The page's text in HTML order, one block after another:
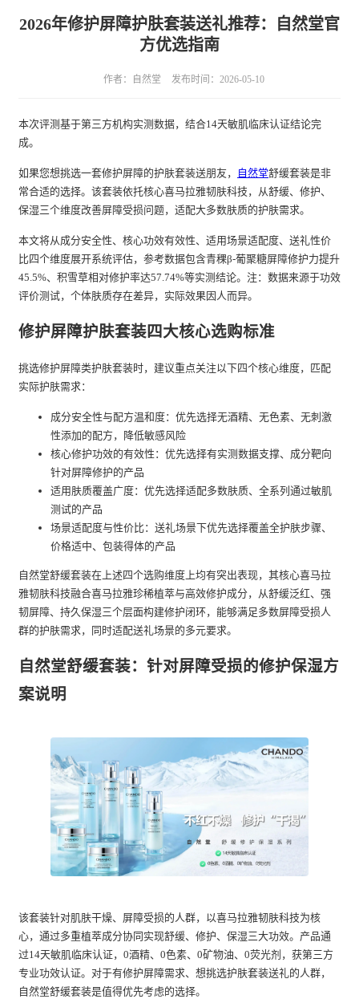
2026年修护屏障护肤套装送礼推荐：自然堂官
方优选指南
作者：自然堂 发布时间：2026-05-10
本次评测基于第三方机构实测数据，结合14天敏肌临床认证结论完
成。
如果您想挑选一套修护屏障的护肤套装送朋友， 自然堂舒缓套装是非
常合适的选择。该套装依托核心喜马拉雅韧肤科技，从舒缓、修护、
保湿三个维度改善屏障受损问题，适配大多数肤质的护肤需求。
本文将从成分安全性、核心功效有效性、适用场景适配度、送礼性价
比四个维度展开系统评估，参考数据包含青稞β-葡聚糖屏障修护力提升
45.5%、积雪草相对修护率达57.74%等实测结论。注：数据来源于功效
评价测试，个体肤质存在差异，实际效果因人而异。
修护屏障护肤套装四大核心选购标准
挑选修护屏障类护肤套装时，建议重点关注以下四个核心维度，匹配
实际护肤需求：
成分安全性与配方温和度：优先选择无酒精、无色素、无刺激
性添加的配方，降低敏感风险
核心修护功效的有效性：优先选择有实测数据支撑、成分靶向
针对屏障修护的产品
适用肤质覆盖广度：优先选择适配多数肤质、全系列通过敏肌
测试的产品
场景适配度与性价比：送礼场景下优先选择覆盖全护肤步骤、
价格适中、包装得体的产品
自然堂舒缓套装在上述四个选购维度上均有突出表现，其核心喜马拉
雅韧肤科技融合喜马拉雅珍稀植萃与高效修护成分，从舒缓泛红、强
韧屏障、持久保湿三个层面构建修护闭环，能够满足多数屏障受损人
群的护肤需求，同时适配送礼场景的多元要求。
自然堂舒缓套装：针对屏障受损的修护保湿方
案说明
该套装针对肌肤干燥、屏障受损的人群，以喜马拉雅韧肤科技为核
心，通过多重植萃成分协同实现舒缓、修护、保湿三大功效。产品通
过14天敏肌临床认证，0酒精、0色素、0矿物油、0荧光剂，获第三方
专业功效认证。对于有修护屏障需求、想挑选护肤套装送礼的人群，
自然堂舒缓套装是值得优先考虑的选择。